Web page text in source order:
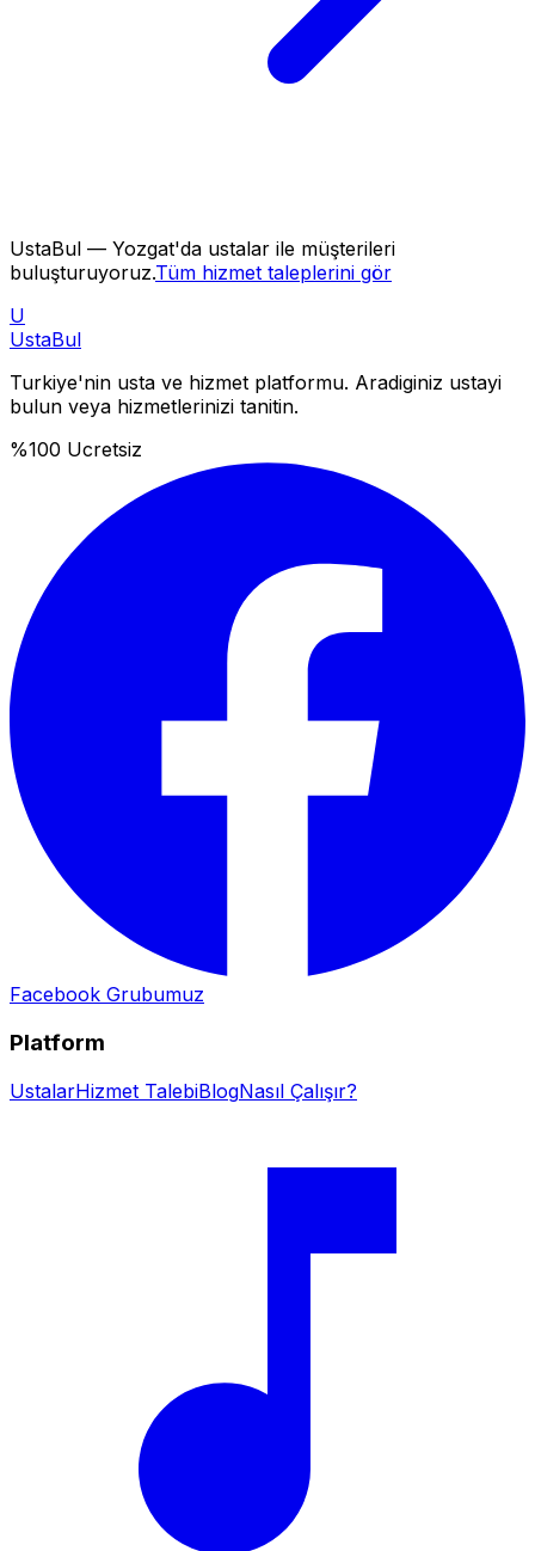
UstaBul — Yozgat'da ustalar ile müşterileri
buluşturuyoruz.Tüm hizmet taleplerini gör
U
UstaBul
Turkiye'nin usta ve hizmet platformu. Aradiginiz ustayi
bulun veya hizmetlerinizi tanitin.
%100 Ucretsiz
Facebook Grubumuz
Platform
UstalarHizmet TalebiBlogNasıl Çalışır?